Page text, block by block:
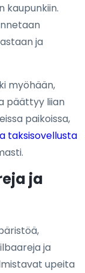
kaupunkiin.
ja
myöhään,
päättyy liian
paikoissa,
taksisovellusta
ja
ja
upeita